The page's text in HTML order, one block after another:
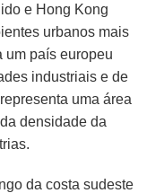
e Hong Kong
urbanos mais
um país europeu
industriais e de
uma área
densidade da
da costa sudeste